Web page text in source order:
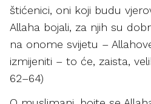
štićenici, oni koji budu
Allaha bojali, za njih su
na onome svijetu –
izmijeniti – to će, zaista,
62–64)